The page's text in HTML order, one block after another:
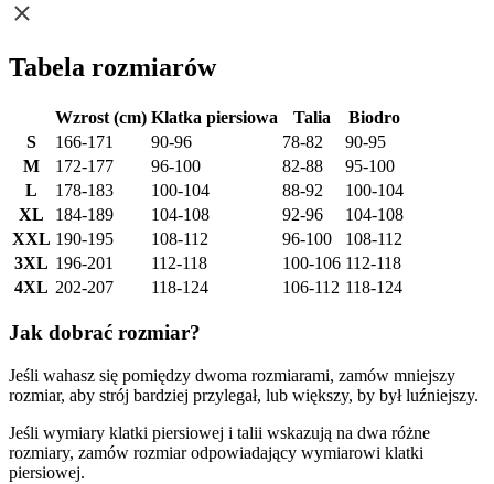
Tabela rozmiarów
Wzrost (cm) Klatka piersiowa Talia
Biodro
S
166-171 90-96 78-82
90-95
M
172-177 96-100 82-88
95-100
L
178-183 100-104 88-92
100-104
XL
184-189 104-108 92-96
104-108
XXL 190-195 108-112 96-100
108-112
3XL 196-201 112-118 100-106 112-118
4XL 202-207 118-124 106-112 118-124
Jak dobrać rozmiar?
Jeśli wahasz się pomiędzy dwoma rozmiarami, zamów mniejszy
rozmiar, aby strój bardziej przylegał, lub większy, by był luźniejszy.
Jeśli wymiary klatki piersiowej i talii wskazują na dwa różne
rozmiary, zamów rozmiar odpowiadający wymiarowi klatki
piersiowej.